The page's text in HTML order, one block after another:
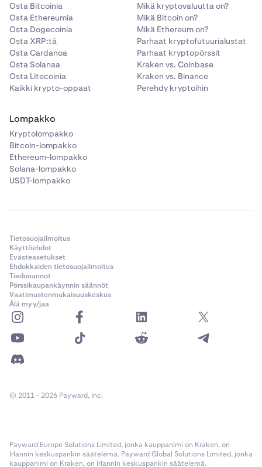
Osta Bitcoinia
Osta Ethereumia
Osta Dogecoinia
Osta XRP:tä
Osta Cardanoa
Osta Solanaa
Osta Litecoinia
Kaikki krypto-oppaat
Mikä kryptovaluutta on?
Mikä Bitcoin on?
Mikä Ethereum on?
Parhaat kryptofutuurialustat
Parhaat kryptopörssit
Kraken vs. Coinbase
Kraken vs. Binance
Perehdy kryptoihin
Lompakko
Kryptolompakko
Bitcoin-lompakko
Ethereum-lompakko
Solana-lompakko
USDT-lompakko
Tietosuojailmoitus
Käyttöehdot
Evästeasetukset
Ehdokkaiden tietosuojailmoitus
Tiedonannot
Pörssikaupankäynnin säännöt
Vaatimustenmukaisuuskeskus
Älä myy/jaa
© 2011 - 2026 Payward, Inc.
Payward Europe Solutions Limited, jonka kauppanimi on Kraken, on
Irlannin keskuspankin säätelemä. Payward Global Solutions Limited, jonka
kauppanimi on Kraken, on Irlannin keskuspankin säätelemä.